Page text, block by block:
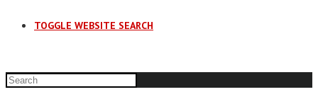
TOGGLE WEBSITE SEARCH